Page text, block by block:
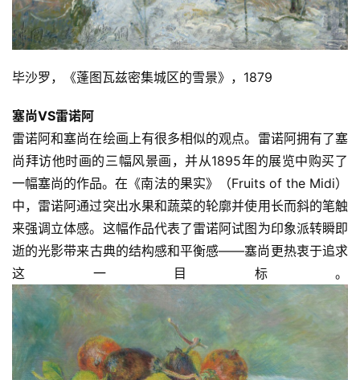
毕沙罗，《蓬图瓦兹密集城区的雪景》，1879
塞尚VS雷诺阿
雷诺阿和塞尚在绘画上有很多相似的观点。雷诺阿拥有了塞
尚拜访他时画的三幅风景画，并从1895年的展览中购买了
一幅塞尚的作品。在《南法的果实》（Fruits of the Midi）
中，雷诺阿通过突出水果和蔬菜的轮廓并使用长而斜的笔触
来强调立体感。这幅作品代表了雷诺阿试图为印象派转瞬即
逝的光影带来古典的结构感和平衡感——塞尚更热衷于追求
这一目标。